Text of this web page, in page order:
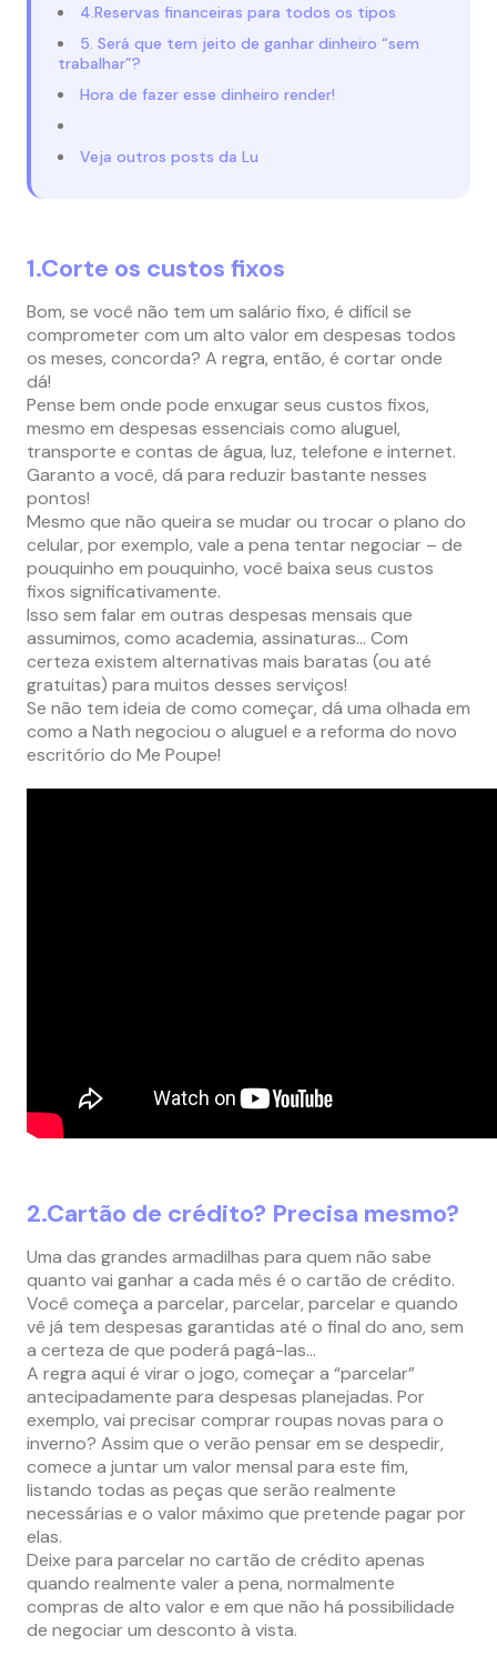
4.Reservas financeiras para todos os tipos
5. Será que tem jeito de ganhar dinheiro “sem
trabalhar”?
Hora de fazer esse dinheiro render!
Veja outros posts da Lu
1.Corte os custos fixos
Bom, se você não tem um salário fixo, é difícil se
comprometer com um alto valor em despesas todos
os meses, concorda? A regra, então, é cortar onde
dá!
Pense bem onde pode enxugar seus custos fixos,
mesmo em despesas essenciais como aluguel,
transporte e contas de água, luz, telefone e internet.
Garanto a você, dá para reduzir bastante nesses
pontos!
Mesmo que não queira se mudar ou trocar o plano do
celular, por exemplo, vale a pena tentar negociar – de
pouquinho em pouquinho, você baixa seus custos
fixos significativamente.
Isso sem falar em outras despesas mensais que
assumimos, como academia, assinaturas… Com
certeza existem alternativas mais baratas (ou até
gratuitas) para muitos desses serviços!
Se não tem ideia de como começar, dá uma olhada em
como a Nath negociou o aluguel e a reforma do novo
escritório do Me Poupe!
2.Cartão de crédito? Precisa mesmo?
Uma das grandes armadilhas para quem não sabe
quanto vai ganhar a cada mês é o cartão de crédito.
Você começa a parcelar, parcelar, parcelar e quando
vê já tem despesas garantidas até o final do ano, sem
a certeza de que poderá pagá-las…
A regra aqui é virar o jogo, começar a “parcelar”
antecipadamente para despesas planejadas. Por
exemplo, vai precisar comprar roupas novas para o
inverno? Assim que o verão pensar em se despedir,
comece a juntar um valor mensal para este fim,
listando todas as peças que serão realmente
necessárias e o valor máximo que pretende pagar por
elas.
Deixe para parcelar no cartão de crédito apenas
quando realmente valer a pena, normalmente
compras de alto valor e em que não há possibilidade
de negociar um desconto à vista.